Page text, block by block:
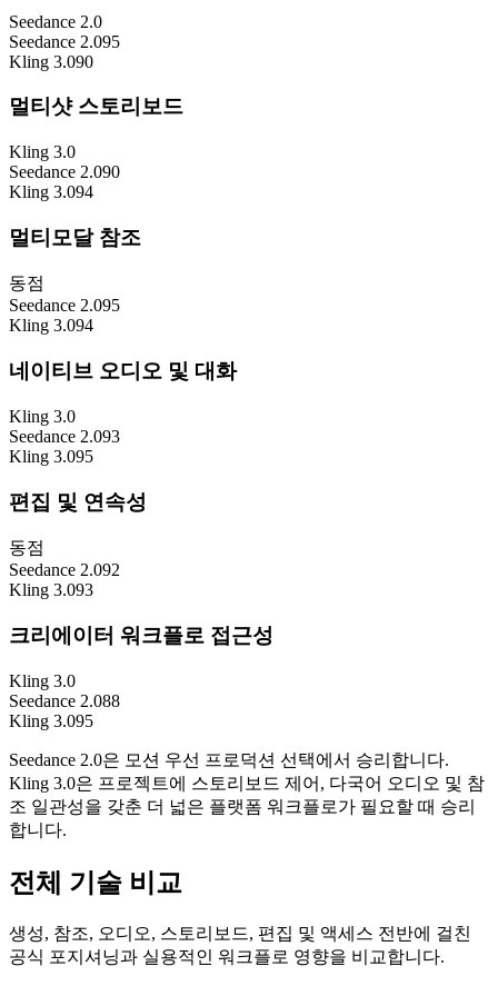
Seedance 2.0
Seedance 2.095
Kling 3.090
멀티샷 스토리보드
Kling 3.0
Seedance 2.090
Kling 3.094
멀티모달 참조
동점
Seedance 2.095
Kling 3.094
네이티브 오디오 및 대화
Kling 3.0
Seedance 2.093
Kling 3.095
편집 및 연속성
동점
Seedance 2.092
Kling 3.093
크리에이터 워크플로 접근성
Kling 3.0
Seedance 2.088
Kling 3.095
Seedance 2.0은 모션 우선 프로덕션 선택에서 승리합니다.
Kling 3.0은 프로젝트에 스토리보드 제어, 다국어 오디오 및 참
조 일관성을 갖춘 더 넓은 플랫폼 워크플로가 필요할 때 승리
합니다.
전체 기술 비교
생성, 참조, 오디오, 스토리보드, 편집 및 액세스 전반에 걸친
공식 포지셔닝과 실용적인 워크플로 영향을 비교합니다.